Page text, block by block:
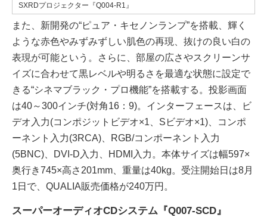
SXRDプロジェクター『Q004-R1』
また、新開発の“ピュア・キセノンランプ”を搭載、輝く
ような赤色やみずみずしい肌色の再現、抜けの良い白の
表現が可能という。さらに、部屋の広さやスクリーンサ
イズに合わせて黒レベルや明るさを最適な状態に設定で
きる“シネマブラック・プロ機能”を搭載する。投影画面
は40～300インチ(対角16：9)。インターフェースは、ビ
デオ入力(コンポジットビデオ×1、Sビデオ×1)、コンポ
ーネント入力(3RCA)、RGB/コンポーネント入力
(5BNC)、DVI-D入力、HDMI入力。本体サイズは幅597×
奥行き745×高さ201mm、重量は40kg。受注開始日は8月
1日で、QUALIA販売価格が240万円。
スーパーオーディオCDシステム『Q007-SCD』